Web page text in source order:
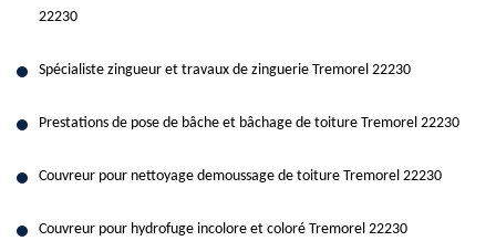
22230
Spécialiste zingueur et travaux de zinguerie Tremorel 22230
Prestations de pose de bâche et bâchage de toiture Tremorel 22230
Couvreur pour nettoyage demoussage de toiture Tremorel 22230
Couvreur pour hydrofuge incolore et coloré Tremorel 22230